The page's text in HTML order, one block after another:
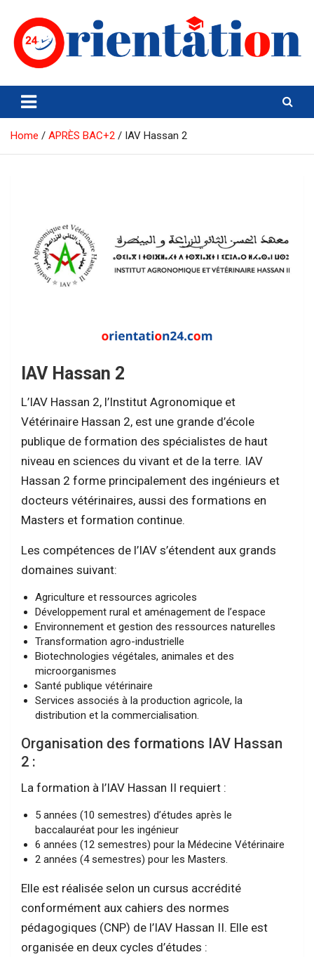
content
Orientation24
Emploi et Orientation au Maroc
Home APRÈS BAC+2 IAV Hassan 2
IAV Hassan 2
L’IAV Hassan 2, l’Institut Agronomique et
Vétérinaire Hassan 2, est une grande d’école
publique de formation des spécialistes de haut
niveau en sciences du vivant et de la terre. IAV
Hassan 2 forme principalement des ingénieurs et
docteurs vétérinaires, aussi des formations en
Masters et formation continue.
Les compétences de l’IAV s’étendent aux grands
domaines suivant:
Agriculture et ressources agricoles
Développement rural et aménagement de l’espace
Environnement et gestion des ressources naturelles
Transformation agro-industrielle
Biotechnologies végétales, animales et des
microorganismes
Santé publique vétérinaire
Services associés à la production agricole, la
distribution et la commercialisation.
Organisation des formations IAV Hassan
2 :
La formation à l’IAV Hassan II requiert :
5 années (10 semestres) d’études après le
baccalauréat pour les ingénieur
6 années (12 semestres) pour la Médecine Vétérinaire
2 années (4 semestres) pour les Masters.
Elle est réalisée selon un cursus accrédité
conformément aux cahiers des normes
pédagogiques (CNP) de l’IAV Hassan II. Elle est
organisée en deux cycles d’études :